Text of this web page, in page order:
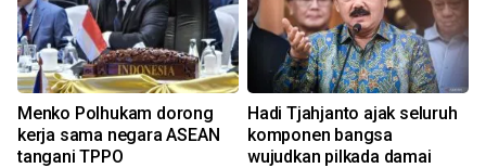
Menko Polhukam dorong
kerja sama negara ASEAN
tangani TPPO
Hadi Tjahjanto ajak seluruh
komponen bangsa
wujudkan pilkada damai